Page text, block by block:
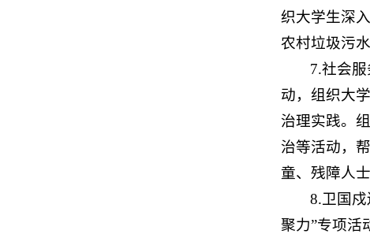
织大学生深
农村垃圾污
7.社会
动，组织大
治理实践。
治等活动，
童、残障人
8.卫国
聚力”专项活